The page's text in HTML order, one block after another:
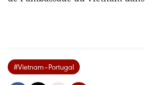
#Vietnam–Portugal